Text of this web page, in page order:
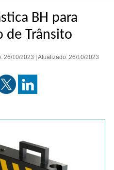
BH para
de Trânsito
26/10/2023 | Atualizado: 26/10/2023